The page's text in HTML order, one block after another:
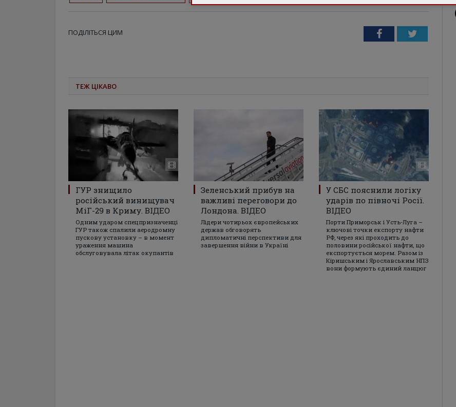
ПОДІЛІТЬСЯ ЦИМ FacebookTwitter
ТЕЖ ЦІКАВО
ГУР знищило
російський винищувач
МіГ-29 в Криму. ВІДЕО
Одним ударом спецпризначенці
ГУР також спалили аеродромну
пускову установку – в момент
ураження машина
обслуговувала літак окупантів
Зеленський прибув на
важливі переговори до
Лондона. ВІДЕО
Лідери чотирьох європейських
держав обговорять
дипломатичні перспективи для
завершення війни в Україні
У СБС пояснили логіку
ударів по півночі Росії.
ВІДЕО
Порти Приморськ і Усть-Луга –
ключові точки експорту нафти
РФ, через які проходить до
половини російської нафти, що
експортується морем. Разом із
Кіришським і Ярославським НПЗ
вони формують єдиний ланцюг